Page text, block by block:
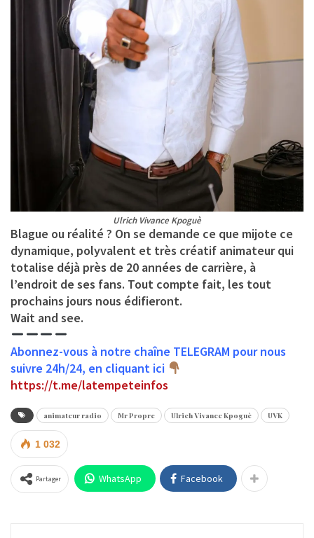
Ulrich Vivance Kpoguè
Blague ou réalité ? On se demande ce que mijote ce
dynamique, polyvalent et très créatif animateur qui
totalise déjà près de 20 années de carrière, à
l’endroit de ses fans. Tout compte fait, les tout
prochains jours nous édifieront.
Wait and see.
Abonnez-vous à notre chaîne TELEGRAM pour nous
suivre 24h/24, en cliquant ici
https://t.me/latempeteinfos
animateur radio Mr Propre Ulrich Vivance Kpoguè UVK
1 032
Partager WhatsApp Facebook